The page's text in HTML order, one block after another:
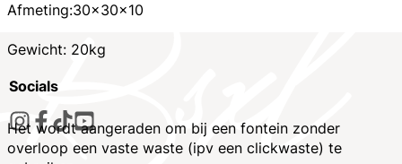
Afmeting:30x30x10
Gewicht: 20kg
Het wordt aangeraden om bij een fontein zonder
overloop een vaste waste (ipv een clickwaste) te
Socials